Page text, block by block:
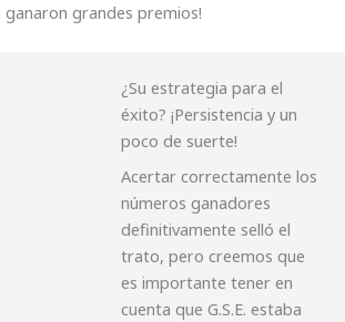
grandes premios!
¿Su estrategia para el
éxito? ¡Persistencia y un
poco de suerte!
Acertar correctamente los
números ganadores
definitivamente selló el
trato, pero creemos que
es importante tener en
cuenta que G.S.E. estaba